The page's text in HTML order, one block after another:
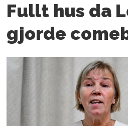
Fullt hus da
gjorde